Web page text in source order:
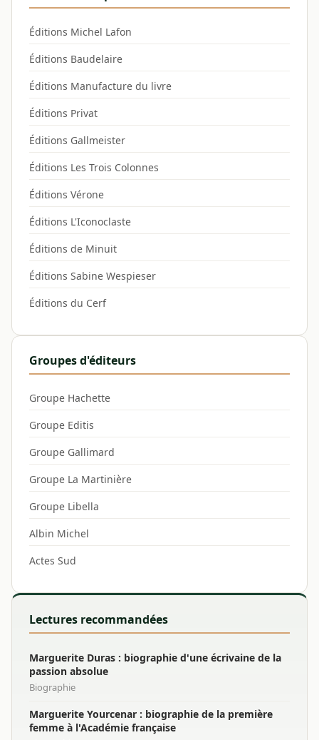
Éditions Michel Lafon
Éditions Baudelaire
Éditions Manufacture du livre
Éditions Privat
Éditions Gallmeister
Éditions Les Trois Colonnes
Éditions Vérone
Éditions L'Iconoclaste
Éditions de Minuit
Éditions Sabine Wespieser
Éditions du Cerf
Groupes d'éditeurs
Groupe Hachette
Groupe Editis
Groupe Gallimard
Groupe La Martinière
Groupe Libella
Albin Michel
Actes Sud
Lectures recommandées
Marguerite Duras : biographie d'une écrivaine de la
passion absolue
Biographie
Marguerite Yourcenar : biographie de la première
femme à l'Académie française